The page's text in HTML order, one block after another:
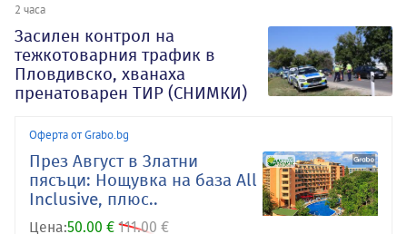
2 часа
Засилен контрол на
тежкотоварния трафик в
Пловдивско, хванаха
пренатоварен ТИР (СНИМКИ)
Оферта от Grabo.bg
През Август в Златни
пясъци: Нощувка на база All
Inclusive, плюс..
Цена:50.00 € 111.00 €